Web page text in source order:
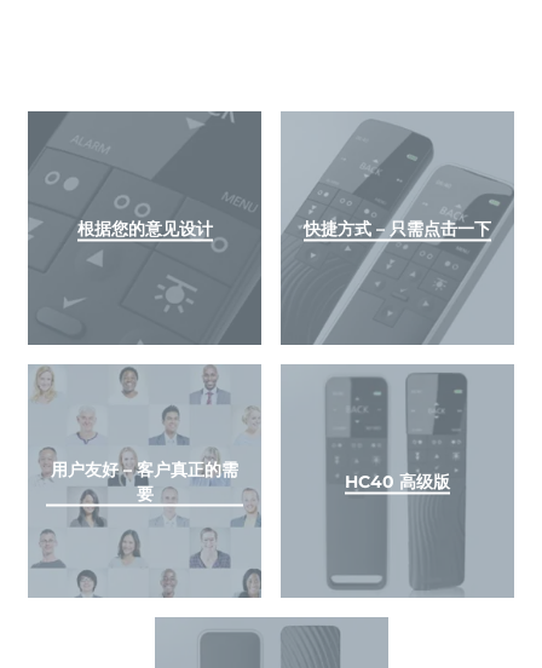
根据您的意见设计 快捷方式 – 只需点击一下
用户友好 – 客户真正的需
要
HC40 高级版